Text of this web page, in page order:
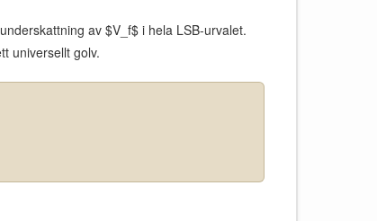
av $V_f$ i hela LSB-urvalet.
universellt golv.